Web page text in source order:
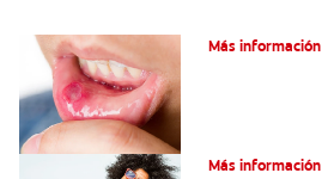
Más información
Más información